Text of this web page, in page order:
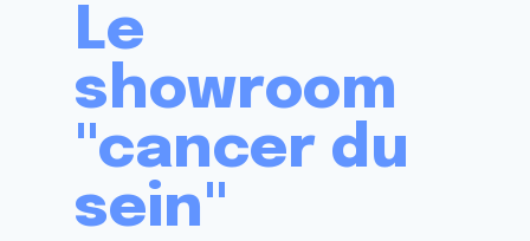
Le
showroom
"cancer du
sein"